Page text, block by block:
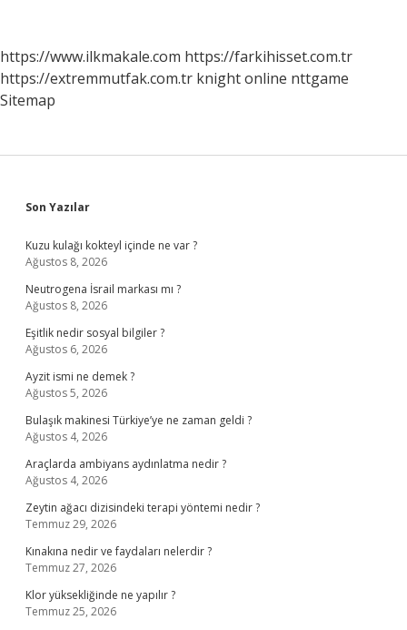
https://www.ilkmakale.com https://farkihisset.com.tr
https://extremmutfak.com.tr knight online nttgame
Sitemap
Sidebar
Son Yazılar
Kuzu kulağı kokteyl içinde ne var ?
Ağustos 8, 2026
Neutrogena İsrail markası mı ?
Ağustos 8, 2026
Eşitlik nedir sosyal bilgiler ?
Ağustos 6, 2026
Ayzit ismi ne demek ?
Ağustos 5, 2026
Bulaşık makinesi Türkiye’ye ne zaman geldi ?
Ağustos 4, 2026
Araçlarda ambiyans aydınlatma nedir ?
Ağustos 4, 2026
Zeytin ağacı dizisindeki terapi yöntemi nedir ?
Temmuz 29, 2026
Kınakına nedir ve faydaları nelerdir ?
Temmuz 27, 2026
Klor yüksekliğinde ne yapılır ?
Temmuz 25, 2026